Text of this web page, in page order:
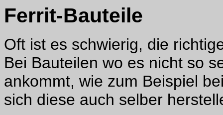
Ferrit-Bauteile
Oft ist es schwierig, die
Bei Bauteilen wo es nicht so
ankommt, wie zum Beispiel
sich diese auch selber